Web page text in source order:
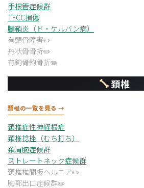
手根管症候群
TFCC損傷
腱鞘炎（ド・ケルバン病）
有頭骨障害
舟状骨骨折
有鉤骨鉤骨折
頚椎
頚椎の一覧を見る →
頚椎症性神経根症
頚椎捻挫（むち打ち）
頚肩腕症候群
ストレートネック症候群
頚椎椎間板ヘルニア
胸郭出口症候群